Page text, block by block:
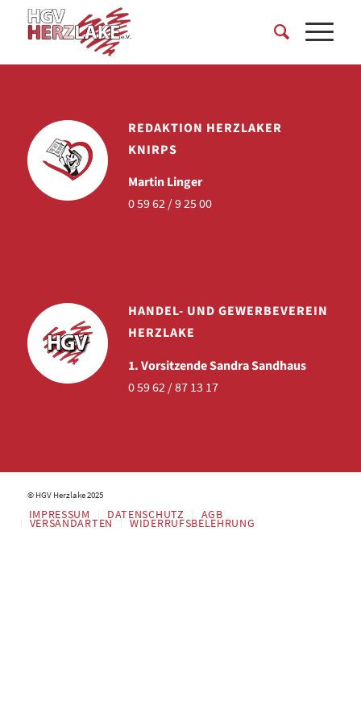
REDAKTION HERZLAKER
KNIRPS
Martin Linger
0 59 62 / 9 25 00
HANDEL- UND GEWERBEVEREIN
HERZLAKE
1. Vorsitzende Sandra Sandhaus
0 59 62 / 87 13 17
© HGV Herzlake 2025
IMPRESSUM DATENSCHUTZ AGB
VERSANDARTEN WIDERRUFSBELEHRUNG